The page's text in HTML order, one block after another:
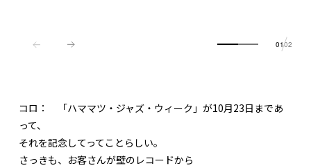
0102
コロ：
「ハママツ・ジャズ・ウィーク」が10月23日まであ
って、
それを記念してってことらしい。
さっきも、お客さんが壁のレコードから